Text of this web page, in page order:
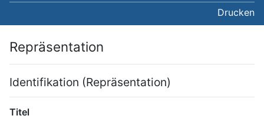
Drucken
Repräsentation
Identifikation (Repräsentation)
Titel